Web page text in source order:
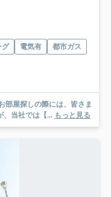
グ 電気有
都市ガス
、当社では【... もっと見る